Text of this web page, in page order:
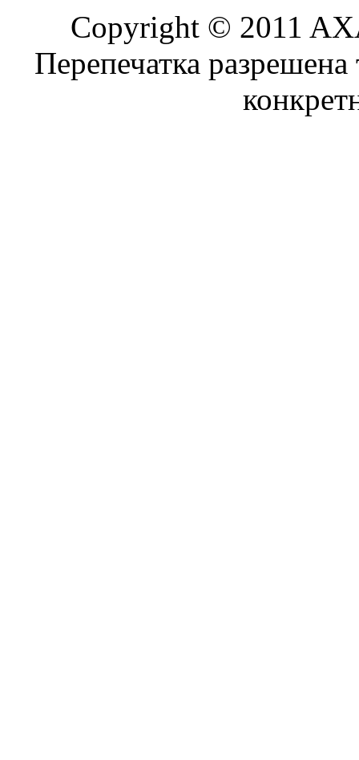
Copyright © 2011
Перепечатка